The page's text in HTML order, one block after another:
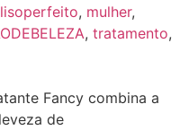
lisoperfeito, mulher,
, tratamento,
Fancy combina a
de